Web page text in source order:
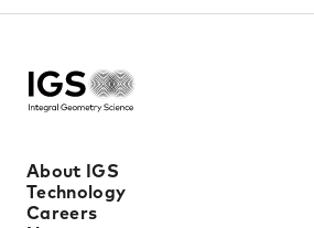
About IGS
Technology
Careers